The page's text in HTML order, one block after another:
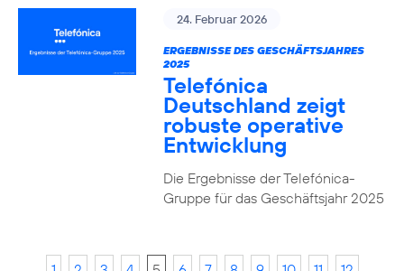
24. Februar 2026
ERGEBNISSE DES GESCHÄFTSJAHRES
2025
Telefónica
Deutschland zeigt
robuste operative
Entwicklung
Die Ergebnisse der Telefónica-
Gruppe für das Geschäftsjahr 2025